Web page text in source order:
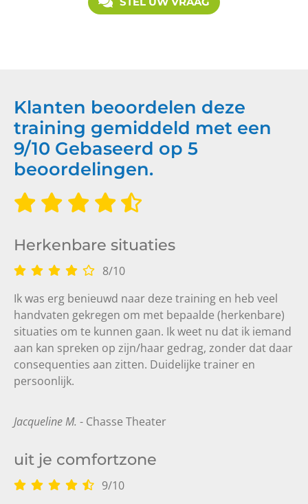
Klanten beoordelen deze
training gemiddeld met een
9/10 Gebaseerd op 5
beoordelingen.
Herkenbare situaties
8/10
Ik was erg benieuwd naar deze training en heb veel
handvaten gekregen om met bepaalde (herkenbare)
situaties om te kunnen gaan. Ik weet nu dat ik iemand
aan kan spreken op zijn/haar gedrag, zonder dat daar
consequenties aan zitten. Duidelijke trainer en
persoonlijk.
Jacqueline M. - Chasse Theater
uit je comfortzone
9/10